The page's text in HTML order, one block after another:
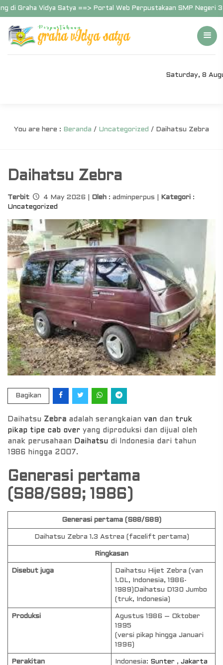
Graha Vidya Satya ==> Portal Web Perpustakaan SMP Negeri 3
Saturday, 8
You are here : Beranda / Uncategorized / Daihatsu Zebra
Daihatsu Zebra
Terbit 4 May 2026 | Oleh: adminperpus | Kategori:
Uncategorized
Bagikan
Daihatsu Zebra adalah serangkaian van dan truk
pikap tipe cab over yang diproduksi dan dijual oleh
anak perusahaan
Daihatsu di Indonesia dari tahun
1986 hingga 2007.
Generasi pertama
(S88/S89; 1986)
Generasi pertama (S88/S89)
Daihatsu Zebra 1.3 Astrea (facelift pertama)
Ringkasan
Disebut juga
Daihatsu Hijet Zebra (van
1.0L, Indonesia, 1986-
1989)Daihatsu D130 Jumbo
(truk, Indonesia)
Produksi
Agustus 1986 – Oktober
1995
(versi pikap hingga Januari
1996)
Perakitan Indonesia: Sunter , Jakarta